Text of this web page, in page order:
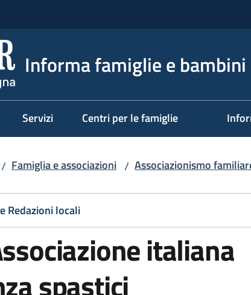
Informa famiglie e bambini
Servizi Centri per le famiglie
/ Famiglia e associazioni / Associazionismo
Redazioni locali
italiana